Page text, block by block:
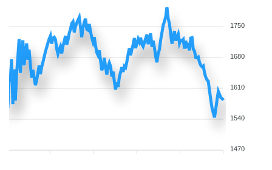
1750
1680
1610
1540
1470